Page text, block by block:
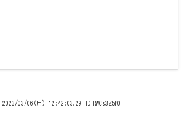
2023/03/06(月) 12:42:03.29 ID:RWCs3Z5P0